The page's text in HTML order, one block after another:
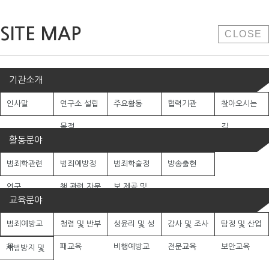
SITE MAP CLOSE
기관소개
인사말 연구소 설립
목적
주요활동 협력기관 찾아오시는
길
활동분야
범죄학관련
연구
범죄예방정
책 관련 자문
범죄학술정
보 제공 및
방송출현
교육분야
범죄예방교
육
청렴 및 반부
패교육
성윤리 및 성
비행예방교
감사 및 조사
전문교육
탐정 및 산업
보안교육
재범방지 및